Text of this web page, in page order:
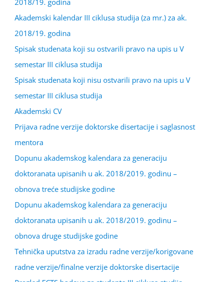
2018/19. godina
Akademski kalendar III ciklusa studija (za mr.) za ak.
2018/19. godina
Spisak studenata koji su ostvarili pravo na upis u V
semestar III ciklusa studija
Spisak studenata koji nisu ostvarili pravo na upis u V
semestar III ciklusa studija
Akademski CV
Prijava radne verzije doktorske disertacije i saglasnost
mentora
Dopunu akademskog kalendara za generaciju
doktoranata upisanih u ak. 2018/2019. godinu –
obnova treće studijske godine
Dopunu akademskog kalendara za generaciju
doktoranata upisanih u ak. 2018/2019. godinu –
obnova druge studijske godine
Tehnička uputstva za izradu radne verzije/korigovane
radne verzije/finalne verzije doktorske disertacije